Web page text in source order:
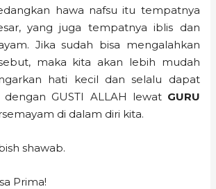
hawa nafsu itu tempatnya
yang juga tempatnya iblis dan
Jika sudah bisa mengalahkan
maka kita akan lebih mudah
hati kecil dan selalu dapat
dengan GUSTI ALLAH lewat GURU
di dalam diri kita.
shawab.
Prima!